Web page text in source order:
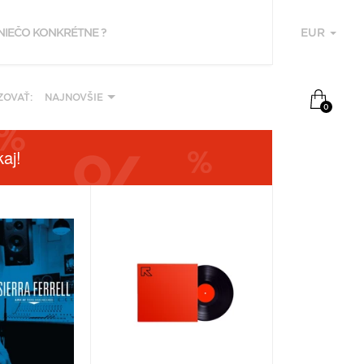
NAJNOVŠIE
Z
EUR
0